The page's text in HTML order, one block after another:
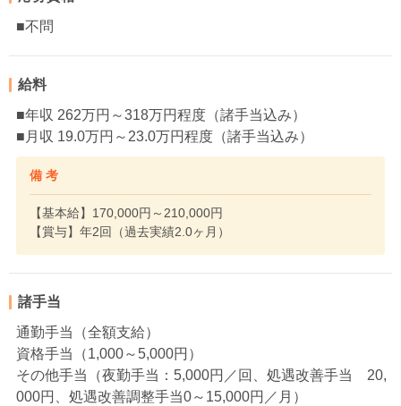
■不問
給料
■年収 262万円～318万円程度（諸手当込み）
■月収 19.0万円～23.0万円程度（諸手当込み）
備 考
【基本給】170,000円～210,000円
【賞与】年2回（過去実績2.0ヶ月）
諸手当
通勤手当（全額支給）
資格手当（1,000～5,000円）
その他手当（夜勤手当：5,000円／回、処遇改善手当 20,
000円、処遇改善調整手当0～15,000円／月）